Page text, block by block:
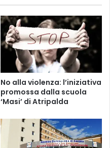
No alla violenza: l’iniziativa
promossa dalla scuola
‘Masi’ di Atripalda